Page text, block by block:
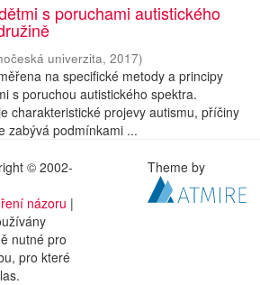
s poruchami autistického
univerzita, 2017)
na specifické metody a principy
s poruchou autistického spektra.
charakteristické projevy autismu, příčiny
zabývá podmínkami ...
© 2002-
názoru |
nutné pro
pro které
Theme by